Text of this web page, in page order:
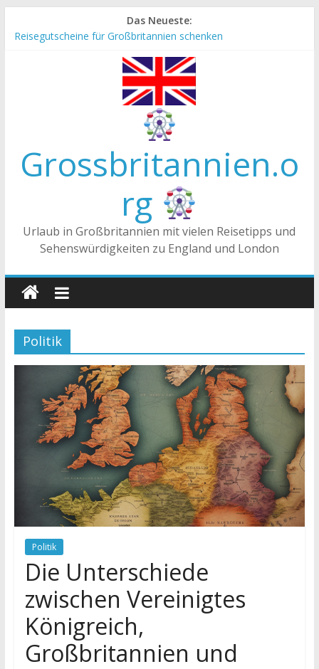
Inhalt
Das Neueste:
Reisegutscheine für Großbritannien schenken
Die Unterschiede zwischen Vereinigtes Königreich,
Großbritannien und England
Tea-Time – Was wird in Großbritannien getrunken?
Grossbritannien.o
rg
Urlaub in Großbritannien mit vielen Reisetipps und
Sehenswürdigkeiten zu England und London
Politik
Politik
Die Unterschiede
zwischen Vereinigtes
Königreich,
Großbritannien und